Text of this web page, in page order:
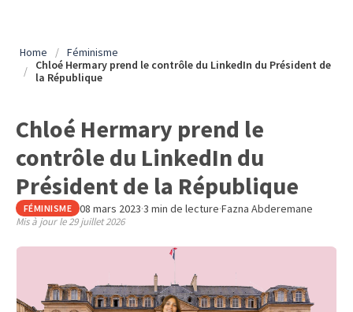
Home / Féminisme
/
Chloé Hermary prend le contrôle du LinkedIn du Président de
la République
Chloé Hermary prend le
contrôle du LinkedIn du
Président de la République
FÉMINISME 08 mars 2023·3 min de lecture·Fazna Abderemane
Mis à jour le29 juillet 2026